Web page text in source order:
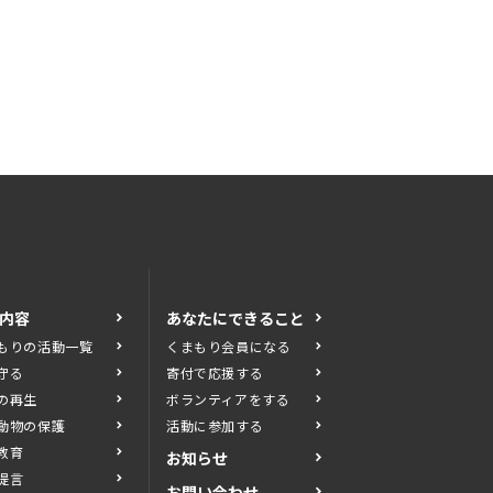
容
りの活動一覧
る
再生
物の保護
育
言
あなたにできること
くまもり会員になる
寄付で応援する
ボランティアをする
活動に参加する
お知らせ